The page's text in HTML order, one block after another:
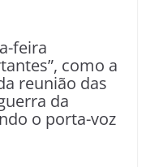
feira
como a
reunião das
da
o porta-voz